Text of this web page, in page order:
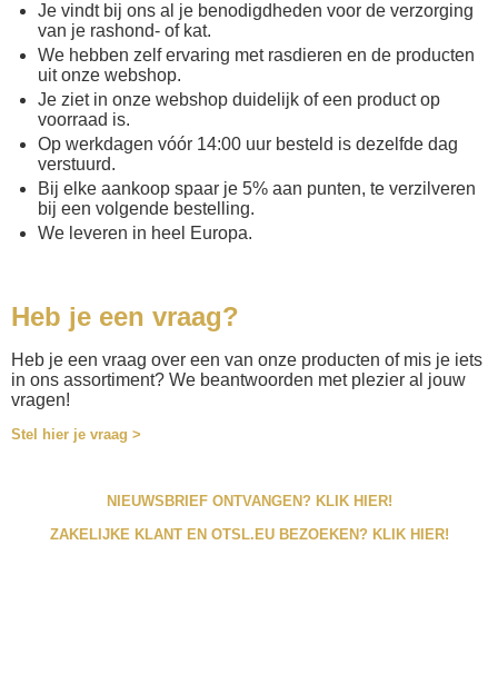
Je vindt bij ons al je benodigdheden voor de verzorging
van je rashond- of kat.
We hebben zelf ervaring met rasdieren en de producten
uit onze webshop.
Je ziet in onze webshop duidelijk of een product op
voorraad is.
Op werkdagen vóór 14:00 uur besteld is dezelfde dag
verstuurd.
Bij elke aankoop spaar je 5% aan punten, te verzilveren
bij een volgende bestelling.
We leveren in heel Europa.
Heb je een vraag?
Heb je een vraag over een van onze producten of mis je iets
in ons assortiment? We beantwoorden met plezier al jouw
vragen!
Stel hier je vraag >
NIEUWSBRIEF ONTVANGEN? KLIK HIER!
ZAKELIJKE KLANT EN OTSL.EU BEZOEKEN? KLIK HIER!